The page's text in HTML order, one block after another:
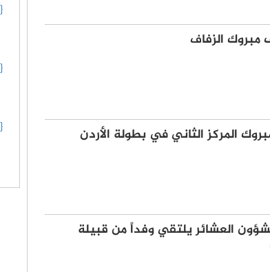
مبروك الزفاف
المركز الثاني في بطولة الأردن
العشائر يلتقي وفداً من قبيلة